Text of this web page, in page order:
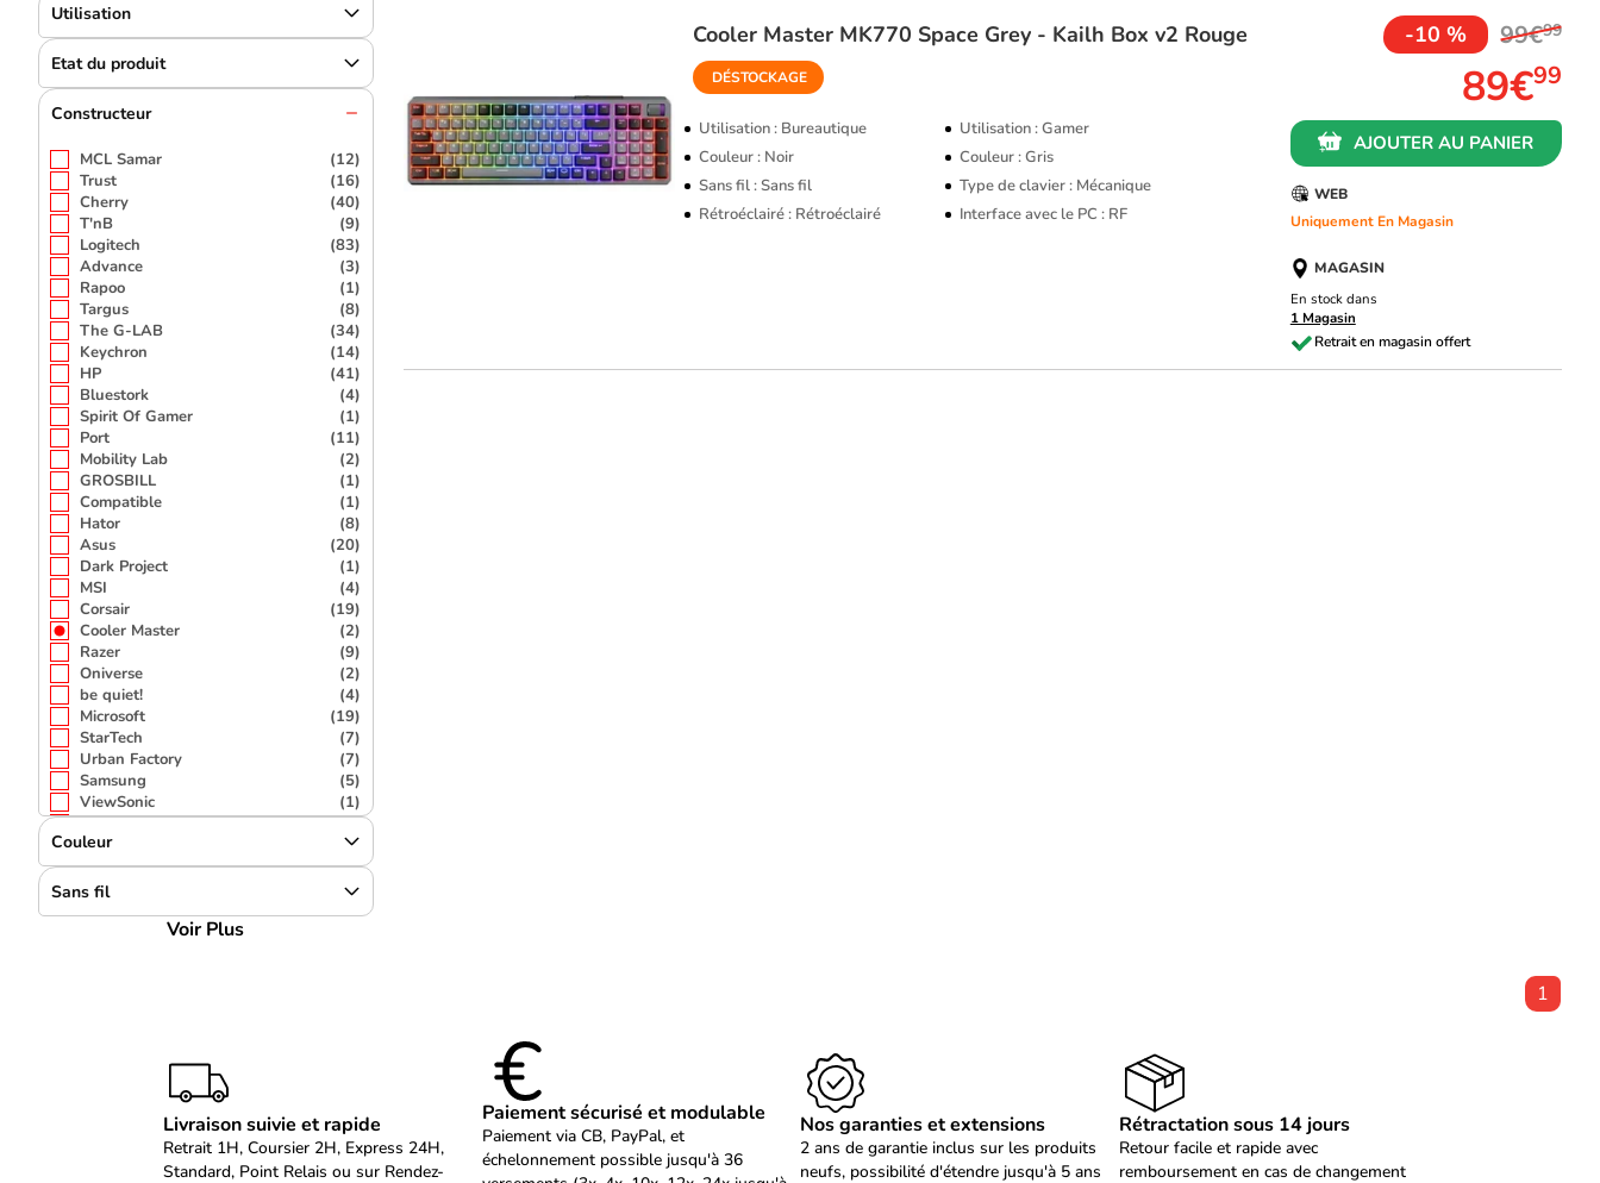
Utilisation
Etat du produit
Constructeur
MCL Samar
(12)
Trust
(16)
Cherry
(40)
T'nB
(9)
Logitech
(83)
Advance
(3)
Rapoo
(1)
Targus
(8)
The G-LAB
(34)
Keychron
(14)
HP
(41)
Bluestork
(4)
Spirit Of Gamer
(1)
Port
(11)
Mobility Lab
(2)
GROSBILL
(1)
Compatible
(1)
Hator
(8)
Asus
(20)
Dark Project
(1)
MSI
(4)
Corsair
(19)
Cooler Master
(2)
Razer
(9)
Oniverse
(2)
be quiet!
(4)
Microsoft
(19)
StarTech
(7)
Urban Factory
(7)
Samsung
(5)
ViewSonic
(1)
Acer
(2)
Kensington
(11)
DELL
(20)
Mobilis
(3)
DLH Energy
(1)
(2)
(1)
Couleur
Sans fil
Voir Plus
Cooler Master MK770 Space Grey - Kailh Box v2 Rouge
DÉSTOCKAGE
Utilisation : Bureautique
Utilisation : Gamer
Couleur : Noir
Couleur : Gris
Sans fil : Sans fil
Type de clavier : Mécanique
Rétroéclairé : Rétroéclairé
Interface avec le PC : RF
-10 % 99€99
89€99
AJOUTER AU PANIER
WEB
Uniquement En Magasin
MAGASIN
En stock dans
1 Magasin
1
Livraison suivie et rapide
Retrait 1H, Coursier 2H, Express 24H,
Standard, Point Relais ou sur Rendez-
Paiement sécurisé et modulable
Paiement via CB, PayPal, et
échelonnement possible jusqu'à 36
Nos garanties et extensions
2 ans de garantie inclus sur les produits
neufs, possibilité d'étendre jusqu'à 5 ans
Rétractation sous 14 jours
Retour facile et rapide avec
remboursement en cas de changement